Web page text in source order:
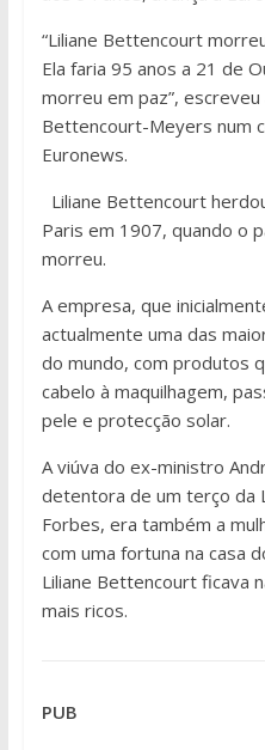
“Liliane Bettencourt
Ela faria 95 anos a 21 de
morreu em paz”, escreveu
Bettencourt-Meyers num
Euronews.
Liliane Bettencourt
Paris em 1907, quando o
morreu.
A empresa, que
actualmente uma das
do mundo, com produtos
cabelo à maquilhagem,
pele e protecção solar.
A viúva do ex-ministro
detentora de um terço da
Forbes, era também a
com uma fortuna na casa
Liliane Bettencourt ficava
mais ricos.
PUB